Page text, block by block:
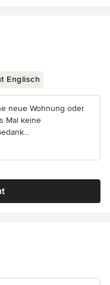
5 Sternen
Englisch
neue Wohnung oder
Mal keine
Sternen